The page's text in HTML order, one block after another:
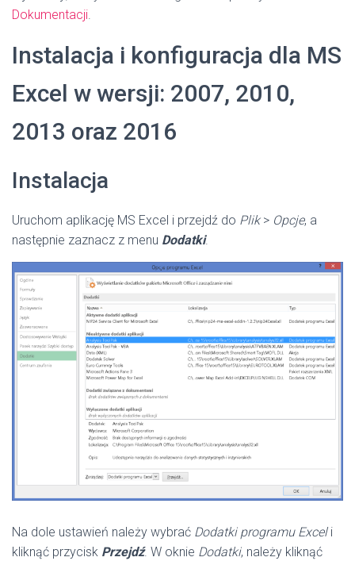
Dokumentacji.
Instalacja i konfiguracja dla MS
Excel w wersji: 2007, 2010,
2013 oraz 2016
Instalacja
Uruchom aplikację MS Excel i przejdź do Plik> Opcje, a
następnie zaznacz z menu Dodatki.
Na dole ustawień należy wybrać Dodatki programu Exceli
kliknąć przycisk Przejdź. W oknie Dodatki, należy kliknąć